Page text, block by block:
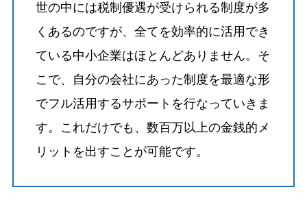
世の中には税制優遇が受けられる制度が多
くあるのですが、全てを効率的に活用でき
ている中小企業はほとんどありません。そ
こで、自分の会社にあった制度を最適な形
でフル活用するサポートを行なっていきま
す。これだけでも、数百万以上の金銭的メ
リットを出すことが可能です。